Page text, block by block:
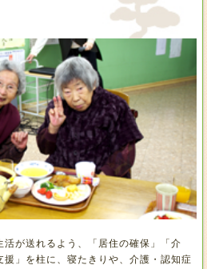
活が送れるよう、「居住の確保」「介
」を柱に、寝たきりや、介護・認知症